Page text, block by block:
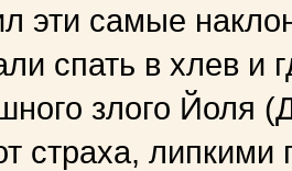
эти самые
спать в хлев и
злого Йоля
страха,